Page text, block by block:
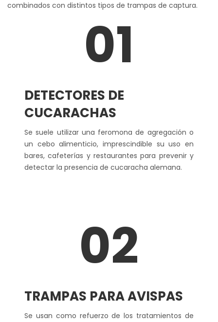
combinados con distintos tipos de trampas de captura.
01
DETECTORES DE
CUCARACHAS
Se suele utilizar una feromona de agregación o
un cebo alimenticio, imprescindible su uso en
bares, cafeterías y restaurantes para prevenir y
detectar la presencia de cucaracha alemana.
02
TRAMPAS PARA AVISPAS
Se usan como refuerzo de los tratamientos de